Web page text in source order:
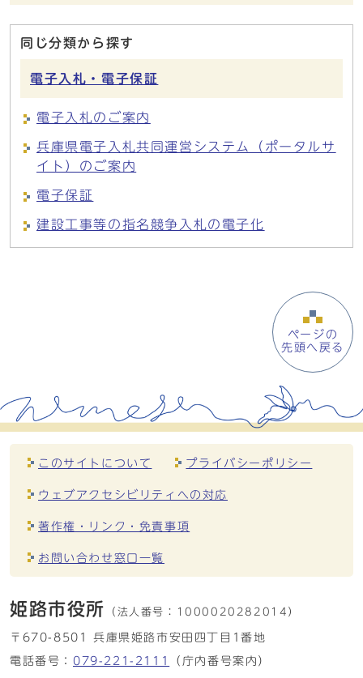
同じ分類から探す
電子入札・電子保証
電子入札のご案内
兵庫県電子入札共同運営システム（ポータルサ
イト）のご案内
電子保証
建設工事等の指名競争入札の電子化
ページの
先頭へ戻る
このサイトについて プライバシーポリシー
ウェブアクセシビリティへの対応
著作権・リンク・免責事項
お問い合わせ窓口一覧
姫路市役所 （法人番号： 1000020282014）
〒670-8501 兵庫県姫路市安田四丁目1番地
電話番号： 079-221-2111
（庁内番号案内）